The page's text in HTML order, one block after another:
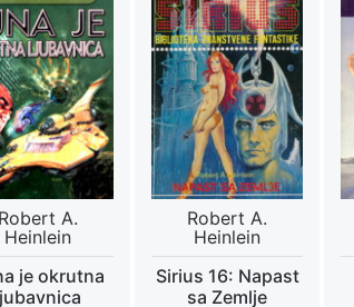
Robert A.
Heinlein
je okrutna
Robert A.
Heinlein
Sirius 16: Napast
sa Zemlje